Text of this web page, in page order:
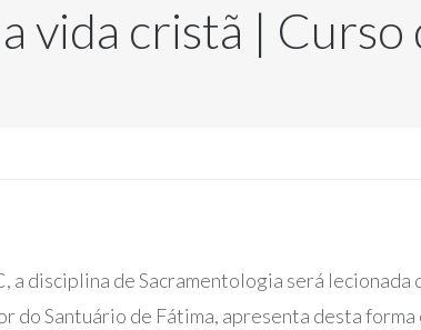
vida cristã | Curso
a disciplina de Sacramentologia será
Santuário de Fátima, apresenta desta forma